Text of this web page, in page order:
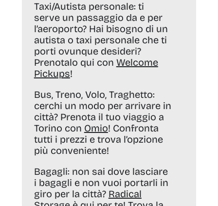
Taxi/Autista personale: ti
serve un passaggio da e per
l’aeroporto? Hai bisogno di un
autista o taxi personale che ti
porti ovunque desideri?
Prenotalo qui con Welcome
Pickups!
Bus, Treno, Volo, Traghetto:
cerchi un modo per arrivare in
città? Prenota il tuo viaggio a
Torino con Omio! Confronta
tutti i prezzi e trova l’opzione
più conveniente!
Bagagli: non sai dove lasciare
i bagagli e non vuoi portarli in
giro per la città? Radical